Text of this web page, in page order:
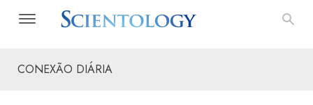
CONEXÃO DIÁRIA